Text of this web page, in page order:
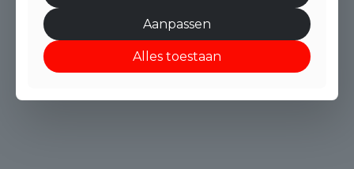
Aanpassen
Alles toestaan